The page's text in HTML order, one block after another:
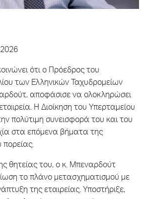
ότι ο Πρόεδρος του
των Ελληνικών Ταχυδρομείων
αποφάσισε να ολοκληρώσει
Η Διοίκηση του Υπερταμείου
πολύτιμη συνεισφορά του και του
στα επόμενα βήματα της
πορείας.
θητείας του, ο κ. Μπεναρδούτ
το πλάνο μετασχηματισμού με
της εταιρείας. Υποστήριξε,